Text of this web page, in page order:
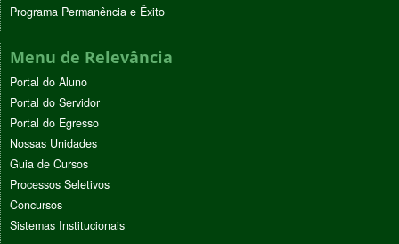
Programa Permanência e Êxito
Menu de Relevância
Portal do Aluno
Portal do Servidor
Portal do Egresso
Nossas Unidades
Guia de Cursos
Processos Seletivos
Concursos
Sistemas Institucionais